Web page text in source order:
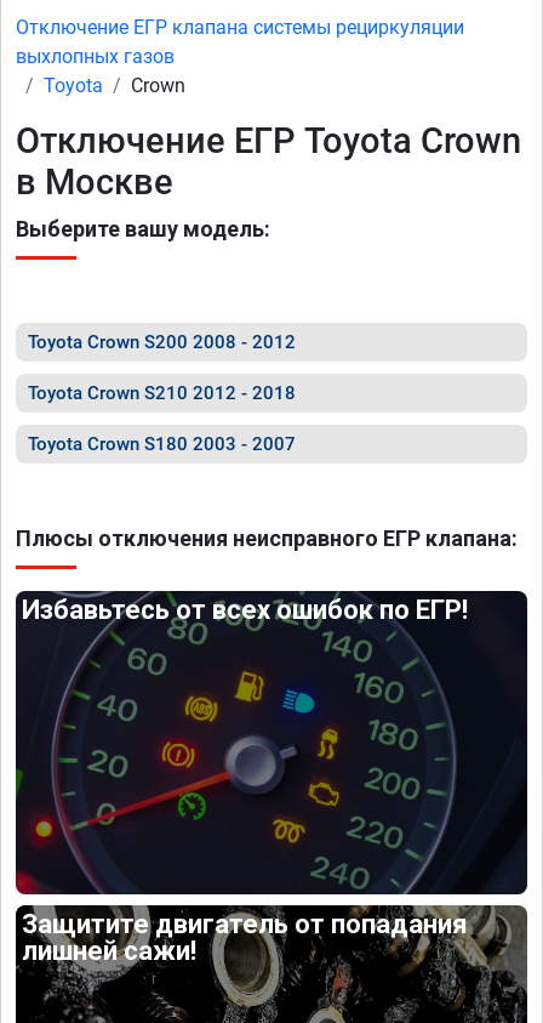
Отключение ЕГР клапана системы рециркуляции
выхлопных газов
Toyota
Crown
Отключение ЕГР Toyota Crown
в Москве
Выберите вашу модель:
Toyota Crown S200 2008 - 2012
Toyota Crown S210 2012 - 2018
Toyota Crown S180 2003 - 2007
Плюсы отключения неисправного ЕГР клапана:
Избавьтесь от всех ошибок по ЕГР!
Защитите двигатель от попадания
лишней сажи!